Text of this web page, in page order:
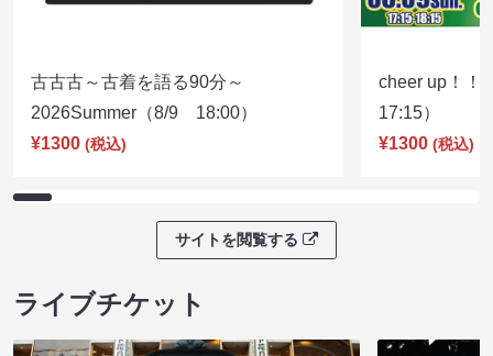
古古古～古着を語る90分～
2026Summer（8/9 18:00）
¥1300 (税込)
cheer up！
17:15）
¥1300 (税込)
サイトを閲覧する
ライブチケット